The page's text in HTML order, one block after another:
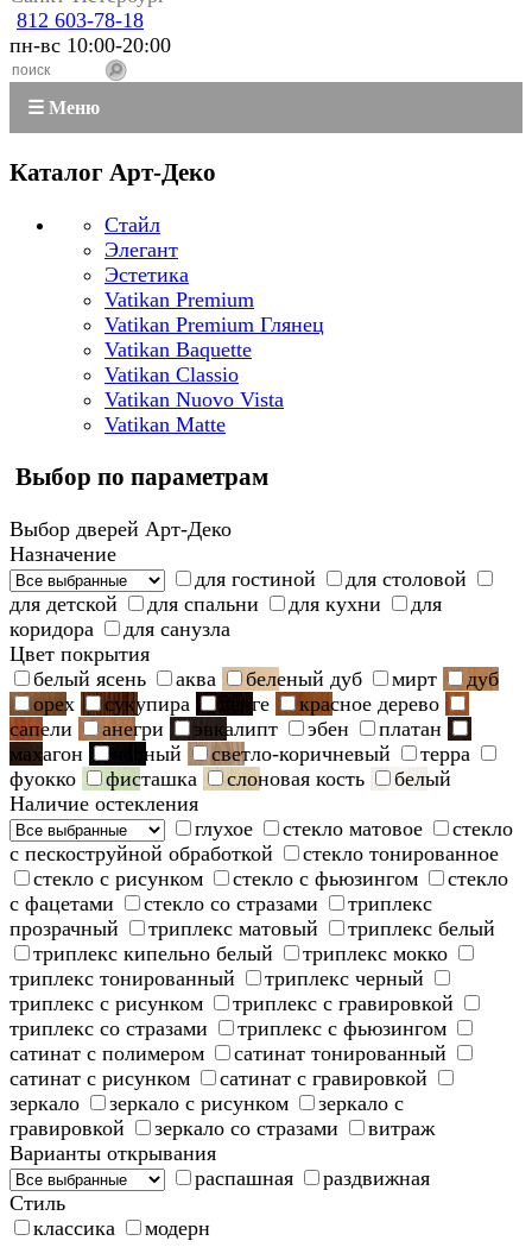
812 603-78-18
пн-вс 10:00-20:00
☰ Меню
Каталог Арт-Деко
Стайл
Элегант
Эстетика
Vatikan Premium
Vatikan Premium Глянец
Vatikan Baquette
Vatikan Classio
Vatikan Nuovo Vista
Vatikan Matte
Выбор по параметрам
Выбор дверей Арт-Деко
Назначение
для гостиной
для столовой
для детской
для спальни для кухни
для
коридора
для санузла
Цвет покрытия
белый ясень
аква беленый дуб мирт
дуб
орех
сукупира венге
красное дерево
сапели
анегри эвкалипт эбен
платан
махагон
черный светло-коричневый
терра
фуокко
фисташка слоновая кость
белый
Наличие остекления
глухое
стекло матовое
стекло
с пескоструйной обработкой
стекло тонированное
стекло с рисунком
стекло с фьюзингом
стекло
с фацетами
стекло со стразами
триплекс
прозрачный
триплекс матовый
триплекс белый
триплекс кипельно белый
триплекс мокко
триплекс тонированный
триплекс черный
триплекс с рисунком
триплекс с гравировкой
триплекс со стразами
триплекс с фьюзингом
сатинат с полимером
сатинат тонированный
сатинат с рисунком
сатинат с гравировкой
зеркало
зеркало с рисунком
зеркало с
гравировкой
зеркало со стразами
витраж
Варианты открывания
распашная
раздвижная
Стиль
классика
модерн